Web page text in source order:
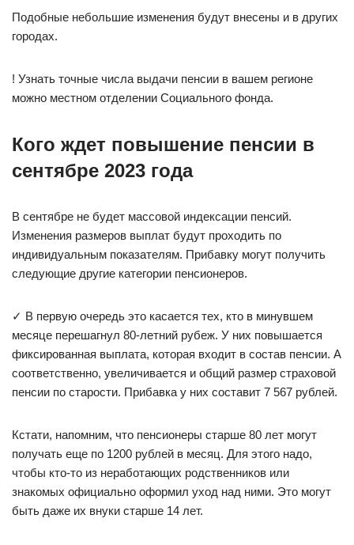
Подобные небольшие изменения будут внесены и в других
городах.
! Узнать точные числа выдачи пенсии в вашем регионе
можно местном отделении Социального фонда.
Кого ждет повышение пенсии в
сентябре 2023 года
В сентябре не будет массовой индексации пенсий.
Изменения размеров выплат будут проходить по
индивидуальным показателям. Прибавку могут получить
следующие другие категории пенсионеров.
✓ В первую очередь это касается тех, кто в минувшем
месяце перешагнул 80-летний рубеж. У них повышается
фиксированная выплата, которая входит в состав пенсии. А
соответственно, увеличивается и общий размер страховой
пенсии по старости. Прибавка у них составит 7 567 рублей.
Кстати, напомним, что пенсионеры старше 80 лет могут
получать еще по 1200 рублей в месяц. Для этого надо,
чтобы кто-то из неработающих родственников или
знакомых официально оформил уход над ними. Это могут
быть даже их внуки старше 14 лет.